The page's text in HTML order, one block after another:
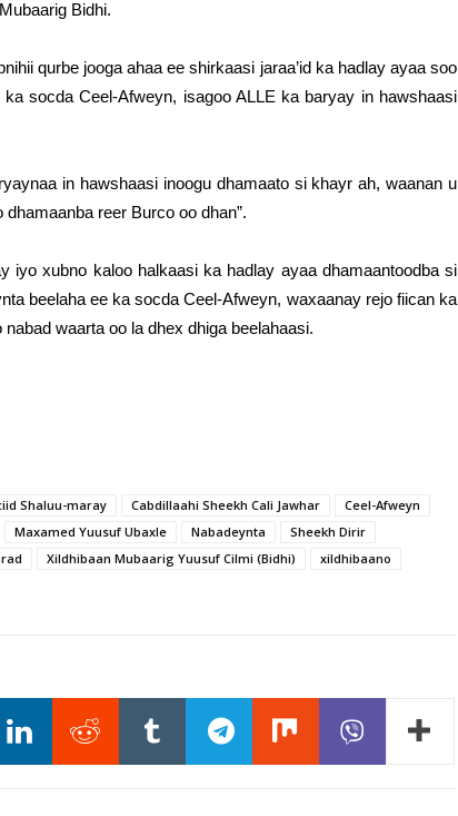
Bidhi.
qurbe jooga ahaa ee shirkaasi jaraa’id ka hadlay ayaa soo
socda Ceel-Afweyn, isagoo ALLE ka baryay in hawshaasi
in hawshaasi inoogu dhamaato si khayr ah, waanan u
reer Burco oo dhan”.
iyo xubno kaloo halkaasi ka hadlay ayaa dhamaantoodba si
beelaha ee ka socda Ceel-Afweyn, waxaanay rejo fiican ka
waarta oo la dhex dhiga beelahaasi.
Shaluu-maray Cabdillaahi Sheekh Cali Jawhar
Ceel-Afweyn
Maxamed Yuusuf Ubaxle Nabadeynta
Sheekh Dirir
Xildhibaan Mubaarig Yuusuf Cilmi (Bidhi)
xildhibaano